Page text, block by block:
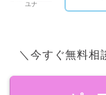
ユナ
＼今すぐ無料相